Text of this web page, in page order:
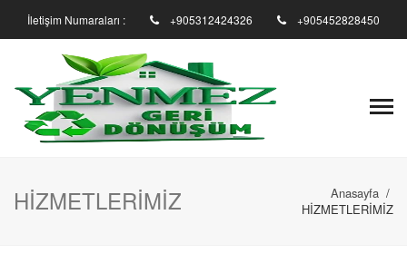
İletişim Numaraları : +905312424326 +905452828450
HİZMETLERİMİZ Anasayfa /
HİZMETLERİMİZ